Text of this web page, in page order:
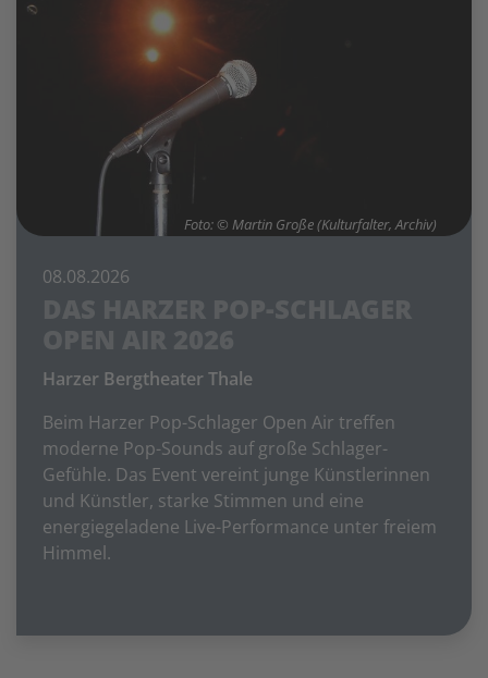
Foto: © Martin Große (Kulturfalter, Archiv)
08.08.2026
Harzer Bergtheater Thale
Beim Harzer Pop-Schlager Open Air treffen
moderne Pop-Sounds auf große Schlager-
Gefühle. Das Event vereint junge Künstlerinnen
und Künstler, starke Stimmen und eine
energiegeladene Live-Performance unter freiem
Himmel.